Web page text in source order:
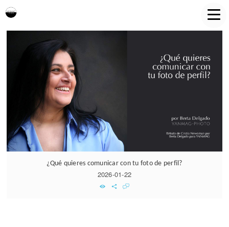
¿Qué quieres comunicar con tu foto de perfil?
2026-01-22